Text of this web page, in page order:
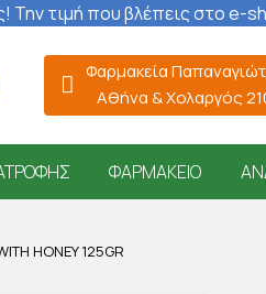
! Την τιμή που βλέπεις στο e-
Φαρμακεία
Αθήνα & Χολαργός
ΦΑΡΜΑΚΕΊΟ
HONEY 125GR